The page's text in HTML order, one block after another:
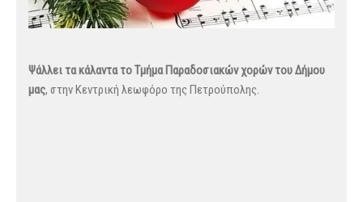
Ψάλλει τα κάλαντα το Τμήμα Παραδοσιακών χορών του Δήμου
μας, στην Κεντρική λεωφόρο της Πετρούπολης.